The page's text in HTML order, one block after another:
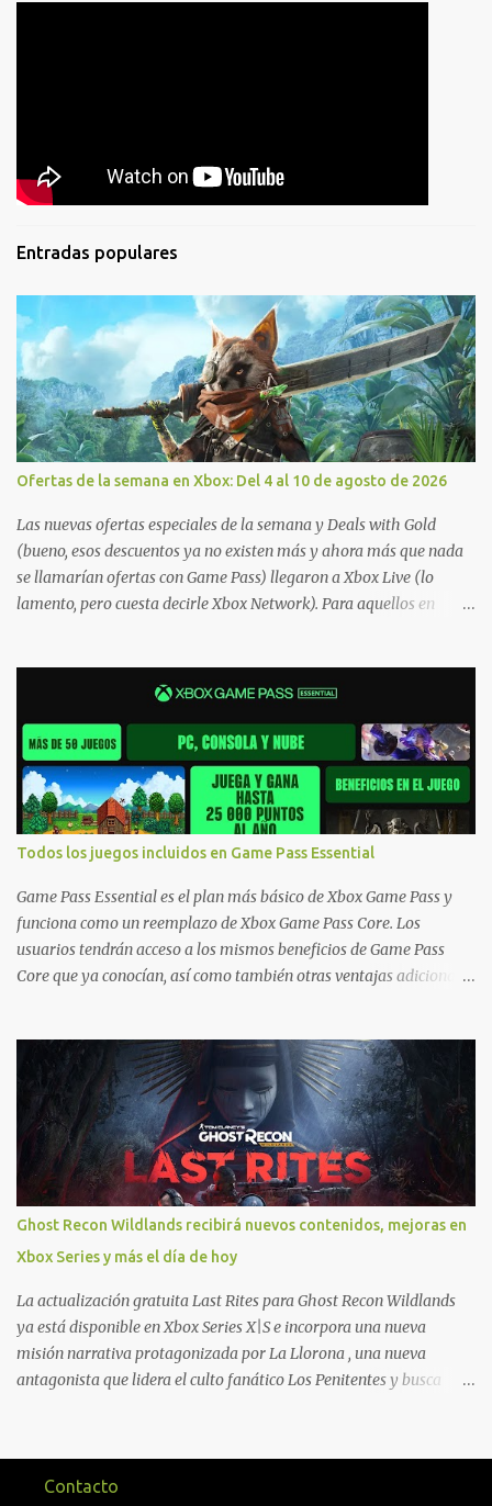
Entradas populares
Ofertas de la semana en Xbox: Del 4 al 10 de agosto de 2026
Las nuevas ofertas especiales de la semana y Deals with Gold
(bueno, esos descuentos ya no existen más y ahora más que nada
se llamarían ofertas con Game Pass) llegaron a Xbox Live (lo
lamento, pero cuesta decirle Xbox Network). Para aquellos en
jugarlos y mantener un progreso compartido en Windows PC y
Xbox, y tenemos un listado de juegos compatibles por acá . ¿Aún
necesitas una mano con las compras? Tenemos un tutorial extenso
o en vídeo para que se quiten todas las dudas generales de cómo
hacer compras en Xbox . Podes consultar un listado más completo
de promociones desde xbox.com. El post puede tener
actualizaciones regulares o cambios ante cualquier error. Ofertas
- Argentina Ofertas - Chile Ofertas - Colombia Ofertas - México
Ofertas - Estados Unidos Ofertas - España Todas las ofertas de
Xbox One también aplican a Xbox Series, a excepción de los jue...
Todos los juegos incluidos en Game Pass Essential
Game Pass Essential es el plan más básico de Xbox Game Pass y
funciona como un reemplazo de Xbox Game Pass Core. Los
usuarios tendrán acceso a los mismos beneficios de Game Pass
Core que ya conocían, así como también otras ventajas adicionales
que están en Xbox y PC, que van desde skins, desbloqueo de
personajes, paquetes de armas hasta emotes, monedas virtuales y
más para diferentes títulos. Todas estas ventajas se pueden
reclamar desde la sección de Game Pass o en tu aplicación de Xbox
yendo directamente a la pestaña de Game Pass. Essential también
ahora sumará el acceso a la Nube de Xbox, el cual nos permitite
jugar una pequeña porción de los juegos de la suscripción
mediante xCloud y más de 600 juegos compatibles si es que los
compramos previamente (con más títulos en camino a ser
compatibles con la función Transmite tu Propios Juegos). Pueden
leer más...
Ghost Recon Wildlands recibirá nuevos contenidos, mejoras en
Xbox Series y más el día de hoy
La actualización gratuita Last Rites para Ghost Recon Wildlands
ya está disponible en Xbox Series X|S e incorpora una nueva
misión narrativa protagonizada por La Llorona , una nueva
antagonista que lidera el culto fanático Los Penitentes y busca
Predator , uno de los desafíos más recordados por la comunidad,
junto con múltiples mejoras centradas en ampliar la libertad de
Contacto